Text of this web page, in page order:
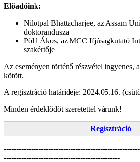
Előadóink:
Nilotpal Bhattacharjee, az Assam
doktorandusza
Pöltl Ákos, az MCC Ifjúságkutató
szakértője
Az eseményen történő részvétel ingyenes,
kötött.
A regisztráció határideje: 2024.05.16.
Minden érdeklődőt szeretettel várunk!
Regisztráció
-----------------------------------------------